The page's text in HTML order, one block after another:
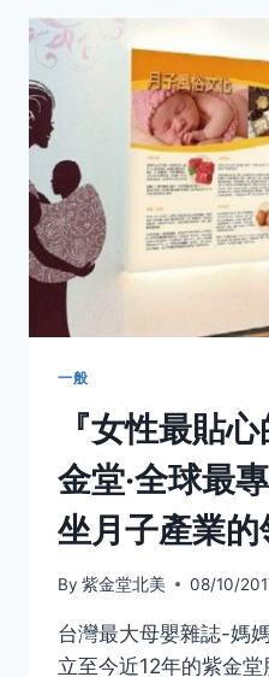
這
樣
做
一般
『女性最貼
金堂‧全球最
坐月子產業的
By 紫金堂北美 08/10/
台灣最大母嬰雜誌-媽
立至今近12年的紫金